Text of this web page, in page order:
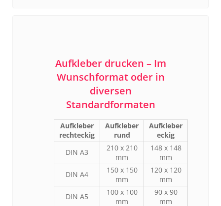
Aufkleber drucken – Im
Wunschformat oder in
diversen
Standardformaten
Aufkleber
rechteckig
Aufkleber
rund
Aufkleber
eckig
DIN A3
210 x 210
mm
148 x 148
mm
DIN A4
150 x 150
mm
120 x 120
mm
DIN A5
100 x 100
mm
90 x 90
mm